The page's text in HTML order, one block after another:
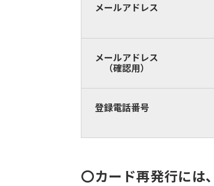
メールアドレス
メールアドレス
（確認用）
登録電話番号
〇カード再発行には